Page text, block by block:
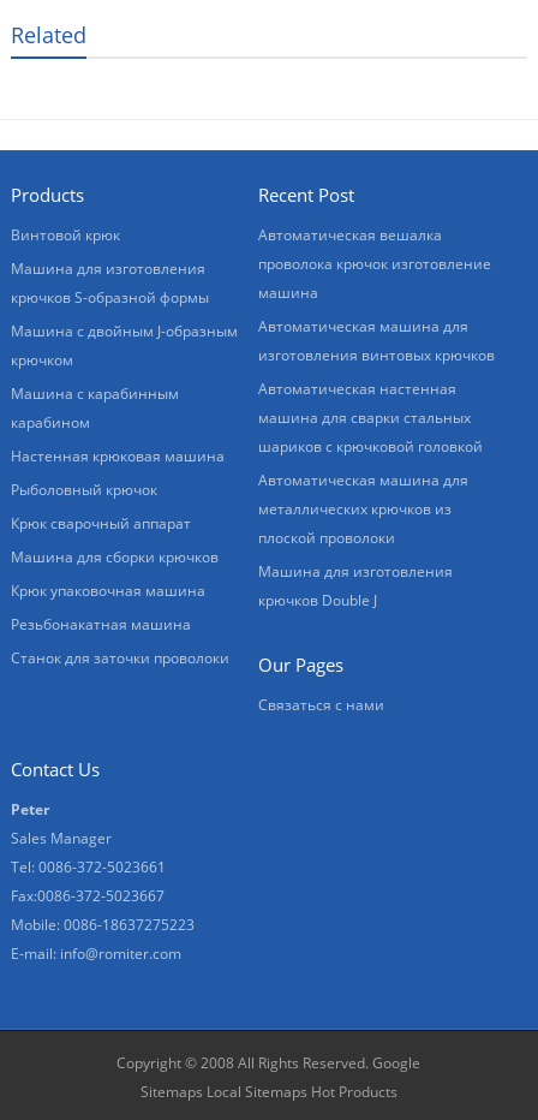
Related
Products
Винтовой крюк
Машина для изготовления
крючков S-образной формы
Машина с двойным J-образным
крючком
Машина с карабинным
карабином
Настенная крюковая машина
Рыболовный крючок
Крюк сварочный аппарат
Машина для сборки крючков
Крюк упаковочная машина
Резьбонакатная машина
Станок для заточки проволоки
Recent Post
Автоматическая вешалка
проволока крючок изготовление
машина
Автоматическая машина для
изготовления винтовых крючков
Автоматическая настенная
машина для сварки стальных
шариков с крючковой головкой
Автоматическая машина для
металлических крючков из
плоской проволоки
Машина для изготовления
крючков Double J
Our Pages
Связаться с нами
Contact Us
Peter
Sales Manager
Tel: 0086-372-5023661
Fax:0086-372-5023667
Mobile: 0086-18637275223
E-mail: info@romiter.com
Copyright © 2008 All Rights Reserved.Google
Sitemaps Local Sitemaps Hot Products